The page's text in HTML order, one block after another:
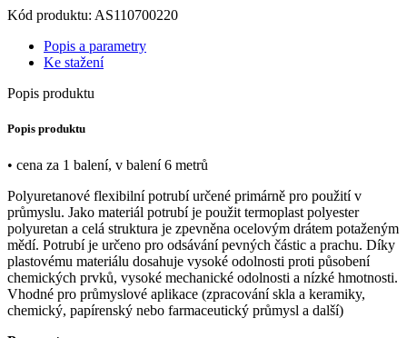
Kód produktu: AS110700220
Popis a parametry
Ke stažení
Popis produktu
Popis produktu
• cena za 1 balení, v balení 6 metrů
Polyuretanové flexibilní potrubí určené primárně pro použití v
průmyslu. Jako materiál potrubí je použit termoplast polyester
polyuretan a celá struktura je zpevněna ocelovým drátem potaženým
mědí. Potrubí je určeno pro odsávání pevných částic a prachu. Díky
plastovému materiálu dosahuje vysoké odolnosti proti působení
chemických prvků, vysoké mechanické odolnosti a nízké hmotnosti.
Vhodné pro průmyslové aplikace (zpracování skla a keramiky,
chemický, papírenský nebo farmaceutický průmysl a další)